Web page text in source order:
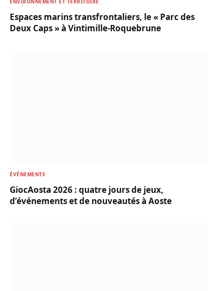
ENVIRONNEMENT ET TERRITOIRE
Espaces marins transfrontaliers, le « Parc des
Deux Caps » à Vintimille-Roquebrune
ÉVÉNEMENTS
GiocAosta 2026 : quatre jours de jeux,
d’événements et de nouveautés à Aoste